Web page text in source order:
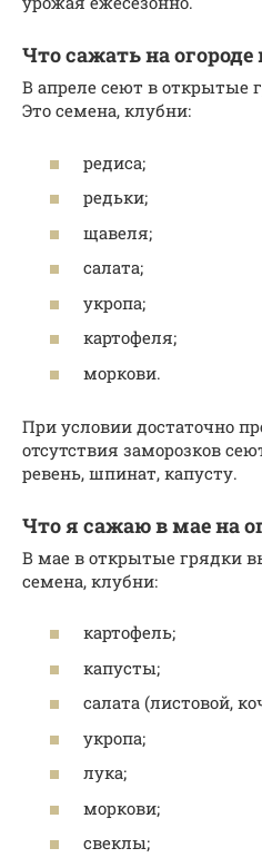
Что сажать на огороде
В апреле сеют в открытые
Это семена, клубни:
редиса;
редьки;
щавеля;
салата;
укропа;
картофеля;
моркови.
При условии достаточно
отсутствия заморозков
ревень, шпинат, капусту.
Что я сажаю в мае на
В мае в открытые грядки
семена, клубни:
картофель;
капусты;
салата (листовой,
укропа;
лука;
моркови;
свеклы;